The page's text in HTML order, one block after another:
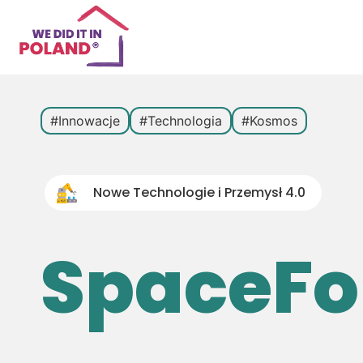
#Innowacje #Technologia #Kosmos
Nowe Technologie i Przemysł 4.0